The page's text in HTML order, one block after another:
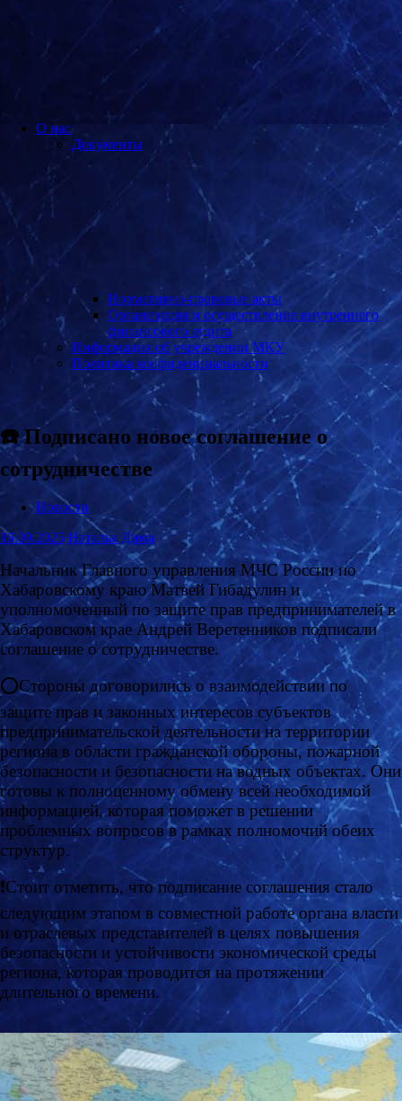
О нас
Документы
Нормативно-правовые акты
Организация и осуществление внутреннего
финансового аудита
Информация об учреждении МКУ
Политика конфиденциальности
☎️ Подписано новое соглашение о
сотрудничестве
Новости
16.09.2025 Наталья Дима
Начальник Главного управления МЧС России по
Хабаровскому краю Матвей Гибадулин и
уполномоченный по защите прав предпринимателей в
Хабаровском крае Андрей Веретенников подписали
соглашение о сотрудничестве.
⭕Стороны договорились о взаимодействии по
защите прав и законных интересов субъектов
предпринимательской деятельности на территории
региона в области гражданской обороны, пожарной
безопасности и безопасности на водных объектах. Они
готовы к полноценному обмену всей необходимой
информацией, которая поможет в решении
проблемных вопросов в рамках полномочий обеих
структур.
❗️Стоит отметить, что подписание соглашения стало
следующим этапом в совместной работе органа власти
и отраслевых представителей в целях повышения
безопасности и устойчивости экономической среды
региона, которая проводится на протяжении
длительного времени.